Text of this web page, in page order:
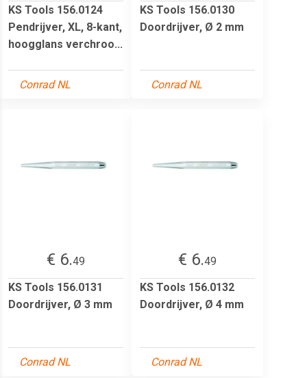
KS Tools 156.0124
Pendrijver, XL, 8-kant,
hoogglans verchroo...
Conrad NL
KS Tools 156.0130
Doordrijver, Ø 2 mm
Conrad NL
€ 6.49
KS Tools 156.0131
Doordrijver, Ø 3 mm
Conrad NL
€ 6.49
KS Tools 156.0132
Doordrijver, Ø 4 mm
Conrad NL